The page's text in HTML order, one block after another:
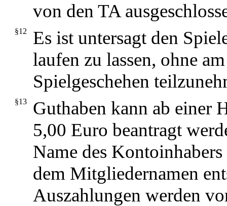
von den TA
§12
Es ist untersagt den
laufen zu lassen, ohne am
Spielgeschehen
§13
Guthaben kann ab einer
5,00 Euro beantragt
Name des Kontoinhabers
dem Mitgliedernamen
Auszahlungen werden